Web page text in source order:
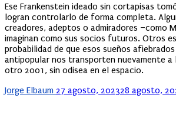
Ese Frankenstein ideado sin cortapisas
logran controlarlo de forma completa.
creadores, adeptos o admiradores –como
imaginan como sus socios futuros. Otros
probabilidad de que esos sueños
antipopular nos transporten nuevamente a
otro 2001, sin odisea en el espacio.
Jorge Elbaum Posted
27 agosto, 202328 agosto,